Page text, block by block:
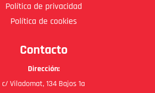
Política de privacidad
Política de cookies
Contacto
Dirección:
c/ Viladomat, 134 Bajos 1a